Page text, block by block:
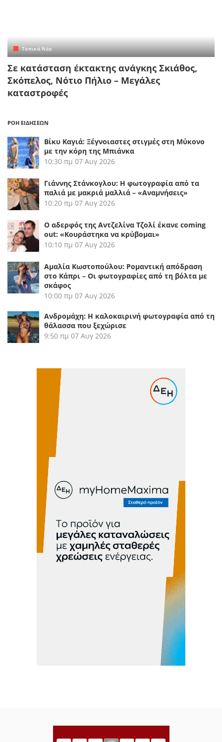
Τοπικά Νέα
Σε κατάσταση έκτακτης ανάγκης Σκιάθος,
Σκόπελος, Νότιο Πήλιο – Μεγάλες
καταστροφές
ΡΟΗ ΕΙΔΗΣΕΩΝ
Βίκυ Καγιά: Ξέγνοιαστες στιγμές στη Μύκονο
με την κόρη της Μπιάνκα
10:30 πμ 07 Αυγ 2026
Γιάννης Στάνκογλου: Η φωτογραφία από τα
παλιά με μακριά μαλλιά – «Αναμνήσεις»
10:20 πμ 07 Αυγ 2026
Ο αδερφός της Αντζελίνα Τζολί έκανε coming
out: «Κουράστηκα να κρύβομαι»
10:10 πμ 07 Αυγ 2026
Αμαλία Κωστοπούλου: Ρομαντική απόδραση
στο Κάπρι – Οι φωτογραφίες από τη βόλτα με
σκάφος
10:00 πμ 07 Αυγ 2026
Ανδρομάχη: Η καλοκαιρινή φωτογραφία από τη
θάλασσα που ξεχώρισε
9:50 πμ 07 Αυγ 2026